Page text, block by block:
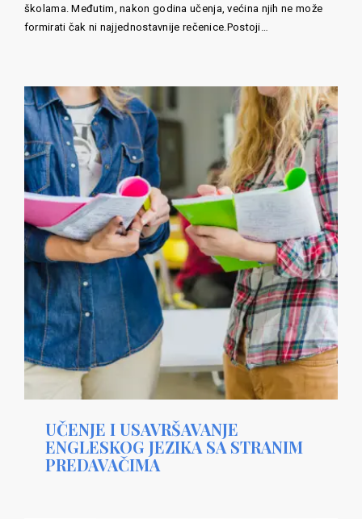
školama. Međutim, nakon godina učenja, većina njih ne može
formirati čak ni najjednostavnije rečenice.Postoji…
UČENJE I USAVRŠAVANJE
ENGLESKOG JEZIKA SA STRANIM
PREDAVAČIMA